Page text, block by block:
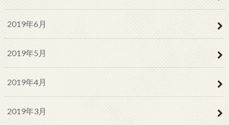
2019年6月
2019年5月
2019年4月
2019年3月